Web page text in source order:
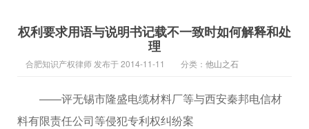
权利要求用语与说明书记载不一致时如何解释和处
理
合肥知识产权律师 发布于 2014-11-11 分类： 他山之石
——评无锡市隆盛电缆材料厂等与西安秦邦电信材
料有限责任公司等侵犯专利权纠纷案